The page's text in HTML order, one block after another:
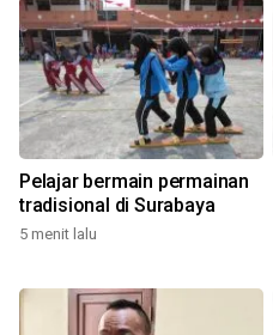
Pelajar bermain permainan
tradisional di Surabaya
5 menit lalu